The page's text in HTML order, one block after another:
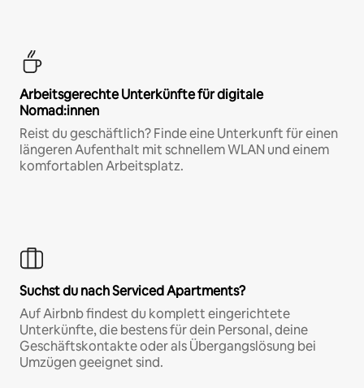
Arbeitsgerechte Unterkünfte für digitale
Nomad:innen
Reist du geschäftlich? Finde eine Unterkunft für einen
längeren Aufenthalt mit schnellem WLAN und einem
komfortablen Arbeitsplatz.
Suchst du nach Serviced Apartments?
Auf Airbnb findest du komplett eingerichtete
Unterkünfte, die bestens für dein Personal, deine
Geschäftskontakte oder als Übergangslösung bei
Umzügen geeignet sind.